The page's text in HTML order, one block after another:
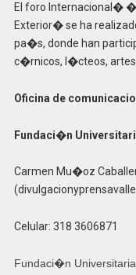
El foro Internacional�
Exterior� se ha
pa�s, donde han
c�rnicos, l�cteos,
Oficina de
Fundaci�n
Carmen Mu�oz
Celular: 318 3606871
Fundaci�n